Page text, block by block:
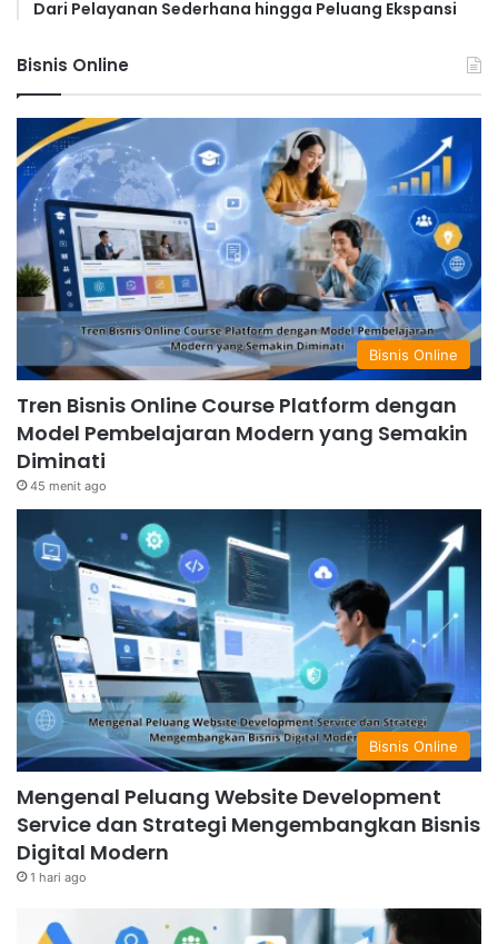
Dari Pelayanan Sederhana hingga Peluang Ekspansi
Bisnis Online
Bisnis Online
Tren Bisnis Online Course Platform dengan
Model Pembelajaran Modern yang Semakin
Diminati
45 menit ago
Bisnis Online
Mengenal Peluang Website Development
Service dan Strategi Mengembangkan Bisnis
Digital Modern
1 hari ago